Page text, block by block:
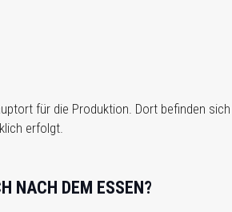
für die Produktion. Dort befinden
erfolgt.
NACH DEM ESSEN?